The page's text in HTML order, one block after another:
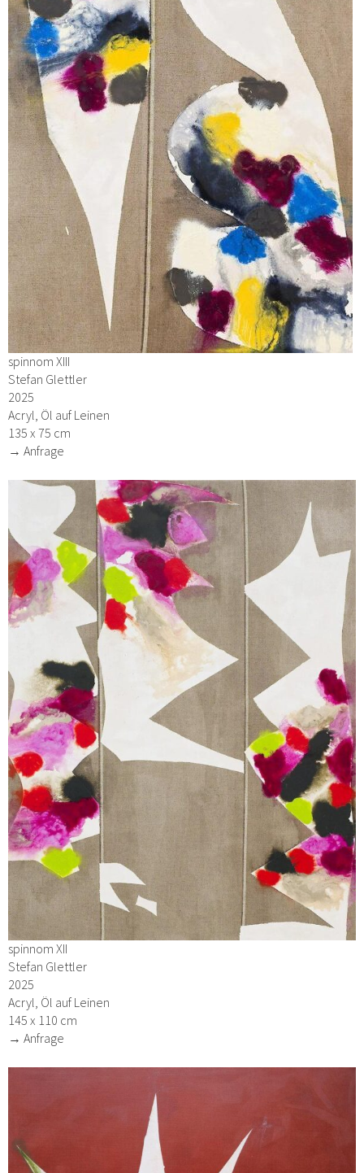
spinnom XIII
Stefan Glettler
2025
Acryl, Öl auf Leinen
135 x 75 cm
→ Anfrage
spinnom XII
Stefan Glettler
2025
Acryl, Öl auf Leinen
145 x 110 cm
→ Anfrage